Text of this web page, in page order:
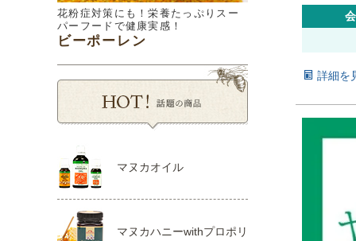
花粉症対策にも！栄養たっぷりスー
パーフードで健康実感！
ビーポーレン
マヌカオイル
マヌカハニーwithプロポリ
詳細を